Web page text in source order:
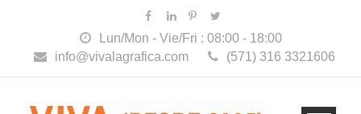
Lun/Mon - Vie/Fri : 08:00 - 18:00
info@vivalagrafica.com
(571) 316 3321606